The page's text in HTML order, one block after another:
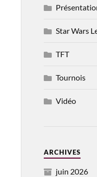
Star Wars
TFT
Tournois
Vidéo
ARCHIVES
juin 2026